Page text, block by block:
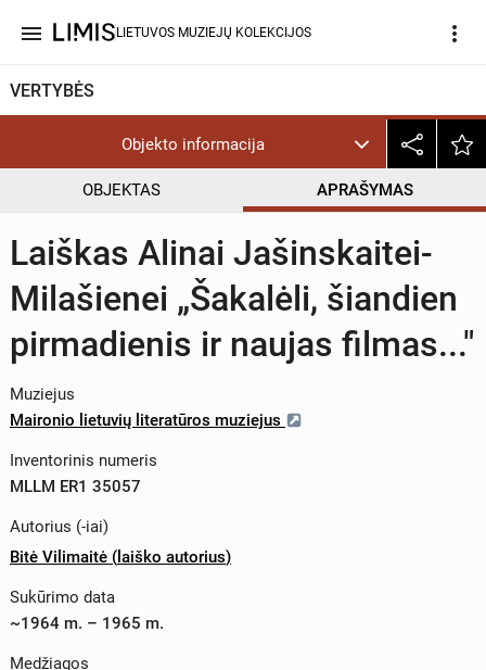
menu LIETUVOS MUZIEJŲ KOLEKCIJOS more_vert
VERTYBĖS
Objekto informacija
OBJEKTAS APRAŠYMAS
Laiškas Alinai Jašinskaitei-
Milašienei „Šakalėli, šiandien
pirmadienis ir naujas filmas..."
Muziejus
Maironio lietuvių literatūros muziejus
Inventorinis numeris
MLLM ER1 35057
Autorius (-iai)
Bitė Vilimaitė (laiško autorius)
Sukūrimo data
~1964 m. – 1965 m.
Medžiagos